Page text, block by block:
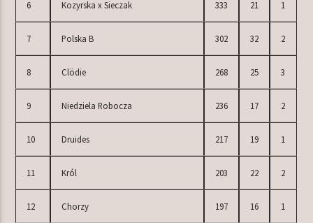
6 Kozyrska x Sieczak 333 21 1
7 Polska B 302 32 2
8 Clödie 268 25 3
9 Niedziela Robocza 236 17 2
10 Druides 217 19 1
11 Król 203 22 2
12 Chorzy 197 16 1